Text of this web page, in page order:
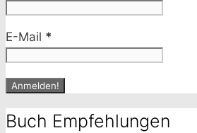
E-Mail *
Buch Empfehlungen